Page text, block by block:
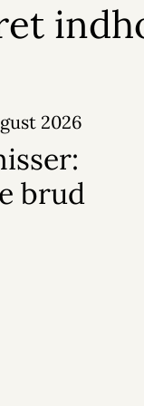
2026
brud